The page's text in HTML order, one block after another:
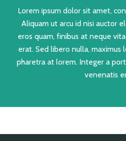
Lorem ipsum dolor sit amet,
Aliquam ut arcu id nisi auctor
eros quam, finibus at neque
erat. Sed libero nulla, maximus
pharetra at lorem. Integer a
venenatis